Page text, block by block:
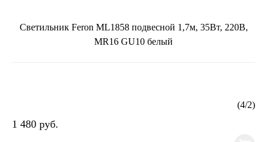
Светильник Feron ML1858 подвесной 1,7м, 35Вт, 220В,
MR16 GU10 белый
(4/2)
1 480 руб.